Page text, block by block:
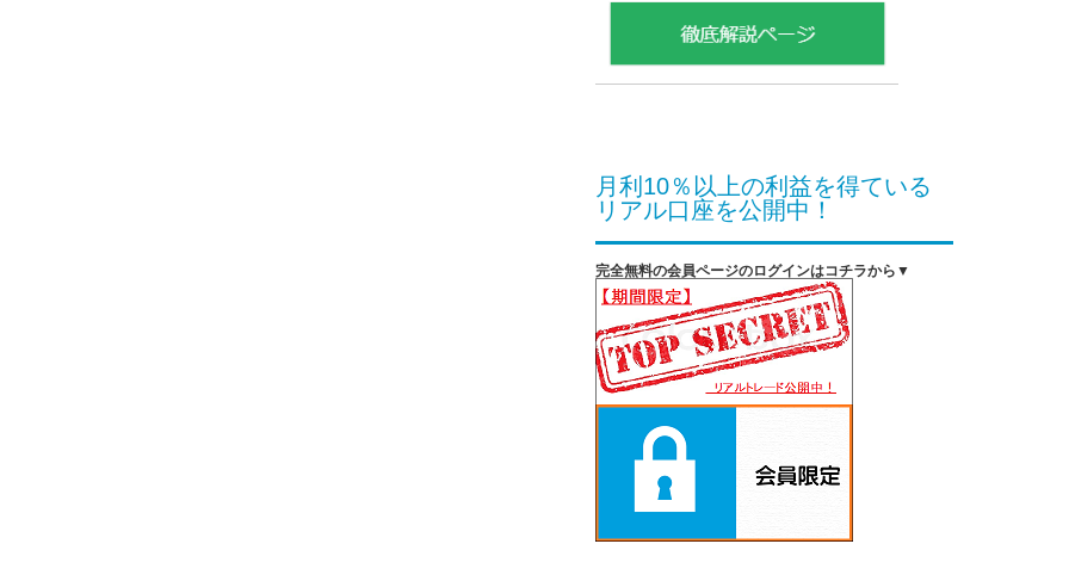
月利10％以上の利益を得ている
リアル口座を公開中！
完全無料の会員ページのログインはコチラから▼